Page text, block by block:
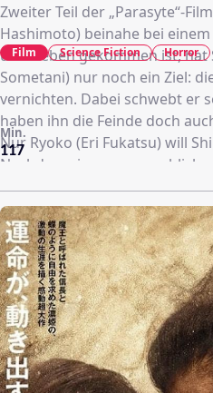
Zweiter Teil der „Parasyte“-
Hashimoto) beinahe bei
ums Leben gekommen ist, hat
Sometani) nur noch ein Ziel:
vernichten. Dabei schwebt er
haben ihn die Feinde doch
Nur Ryoko (Eri Fukatsu) will
Nachdem sie nun
empfindet, glaubt sie an ein
Zusammenleben der beiden
der übereifrige Journalist
eigene Faust, weil er eine
bezahlt für seinen Übermut
Tochter. Kuramori kann vor
denken und vermutet, dass
Tod seines Kindes trägt.
Bewegung gesetzt und das
nimmt seinen Lauf…
117
Min.
Film Science Fiction Horror